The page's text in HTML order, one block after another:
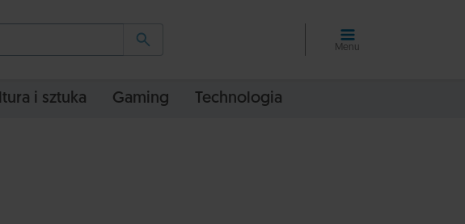
Menu
i sztuka Gaming Technologia